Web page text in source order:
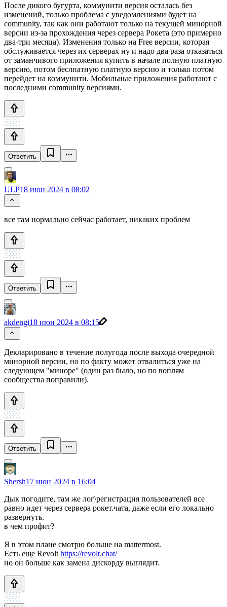
После дикого бугурта, коммунити версия осталась без
изменений, только проблема с уведомлениями будет на
community, так как они работают только на текущей минорной
версии из-за прохождения через сервера Рокета (это примерно
два-три месяца). Изменения только на Free версии, которая
обслуживается через их серверах ну и надо два раза отказаться
от заманчивого приложения купить в начале полную платную
версию, потом беслпатную платную версию и только потом
перейдет на коммунити. Мобильные приложения работают с
последними community версиями.
Ответить
ULP18 июн 2024 в 08:02
все там нормально сейчас работает, никаких проблем
Ответить
akdengi18 июн 2024 в 08:15
Декларировано в течение полугода после выхода очередной
минорной версии, но по факту может отвалиться уже на
следующем "миноре" (один раз было, но по воплям
сообщества поправили).
Ответить
Shersh17 июн 2024 в 16:04
Дык погодите, там же лог\регистрация пользователей все
равно идет через сервера рокет.чата, даже если его локально
развернуть.
в чем профит?
Я в этом плане смотрю больше на mattermost.
Есть еще Revolt https://revolt.chat/
но он больше как замена дискорду выглядит.